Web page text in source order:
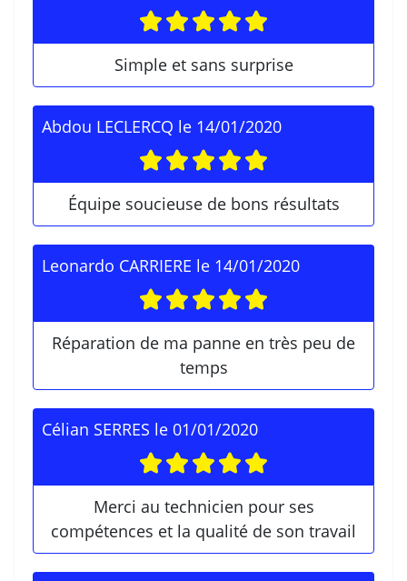
Simple et sans surprise
Abdou LECLERCQ le 14/01/2020
Équipe soucieuse de bons résultats
Leonardo CARRIERE le 14/01/2020
Réparation de ma panne en très peu de
temps
Célian SERRES le 01/01/2020
Merci au technicien pour ses
compétences et la qualité de son travail